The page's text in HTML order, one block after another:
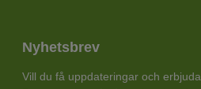
Nyhetsbrev
Vill du få uppdateringar och